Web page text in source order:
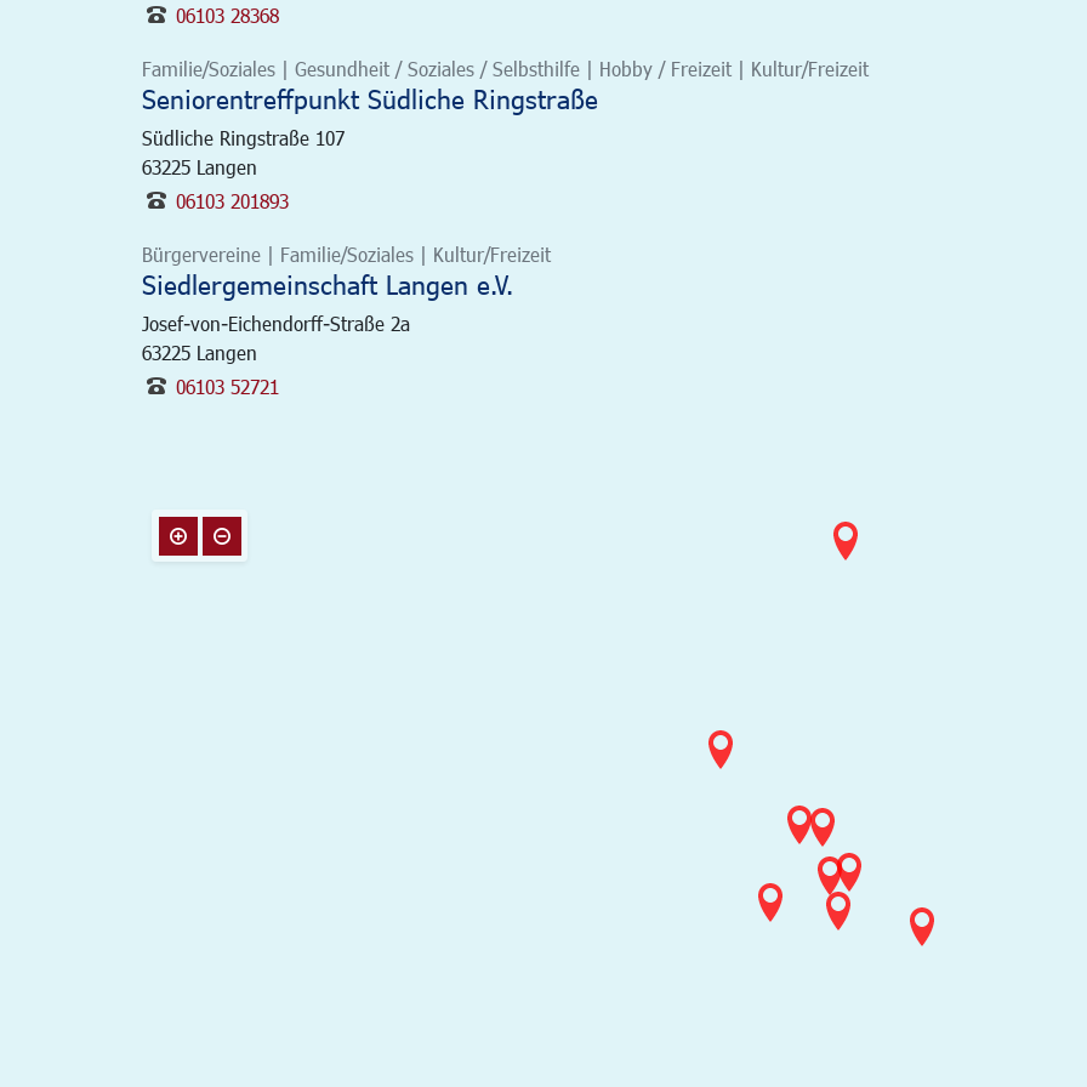
06103 28368
Familie/Soziales | Gesundheit / Soziales / Selbsthilfe | Hobby / Freizeit | Kultur/Freizeit
Seniorentreffpunkt Südliche Ringstraße
Südliche Ringstraße 107
63225 Langen
06103 201893
Bürgervereine | Familie/Soziales | Kultur/Freizeit
Siedlergemeinschaft Langen e.V.
Josef-von-Eichendorff-Straße 2a
63225 Langen
06103 52721